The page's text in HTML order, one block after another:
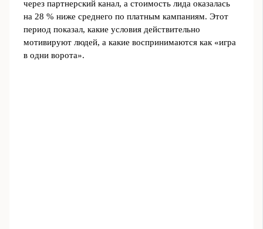
через партнерский канал, а стоимость лида оказалась
на 28 % ниже среднего по платным кампаниям. Этот
период показал, какие условия действительно
мотивируют людей, а какие воспринимаются как «игра
в одни ворота».